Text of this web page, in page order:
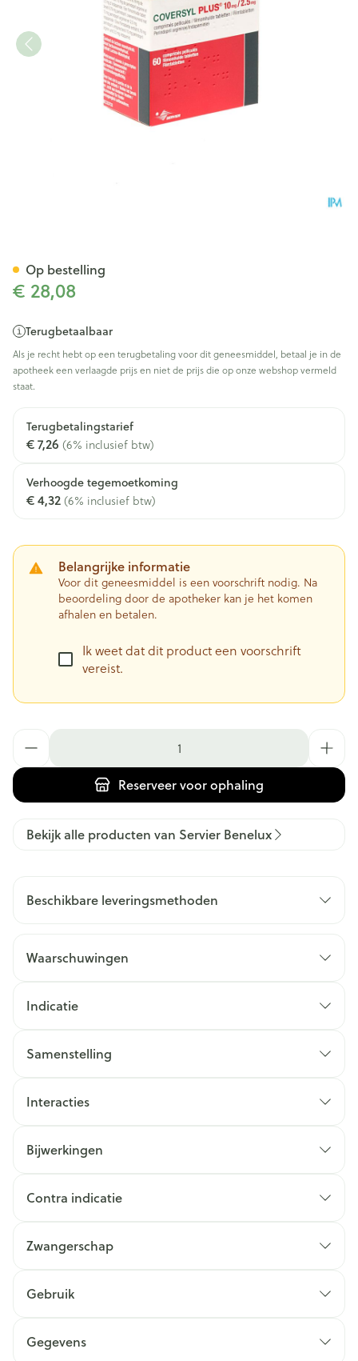
€ 28,08
Terugbetaalbaar
Als je recht hebt op een terugbetaling voor dit geneesmiddel, betaal je in de
apotheek een verlaagde prijs en niet de prijs die op onze webshop vermeld
staat.
Terugbetalingstarief
€ 7,26 (6% inclusief btw)
Verhoogde tegemoetkoming
€ 4,32 (6% inclusief btw)
Belangrijke informatie
Voor dit geneesmiddel is een voorschrift nodig. Na
beoordeling door de apotheker kan je het komen
afhalen en betalen.
Ik weet dat dit product een voorschrift
vereist.
Reserveervoor ophaling
Op bestelling
Bekijk alle producten van Servier Benelux
Beschikbare leveringsmethoden
Waarschuwingen
Indicatie
Samenstelling
Interacties
Bijwerkingen
Contra indicatie
Zwangerschap
Gebruik
Gegevens